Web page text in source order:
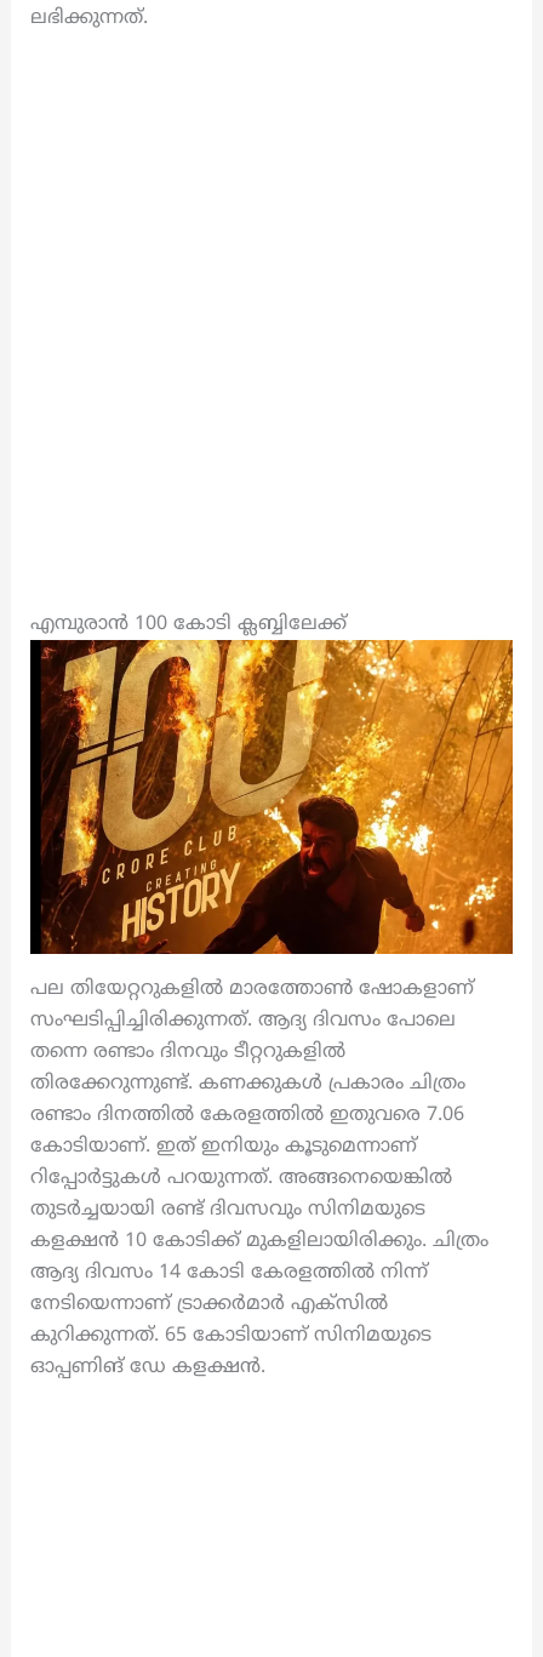
ലഭിക്കുന്നത്.
എമ്പുരാൻ 100 കോടി ക്ലബ്ബിലേക്ക്
പല തിയേറ്ററുകളിൽ മാരത്തോൺ ഷോകളാണ്
സംഘടിപ്പിച്ചിരിക്കുന്നത്. ആദ്യ ദിവസം പോലെ
തന്നെ രണ്ടാം ദിനവും ടീറ്ററുകളിൽ
തിരക്കേറുന്നുണ്ട്. കണക്കുകൾ പ്രകാരം ചിത്രം
രണ്ടാം ദിനത്തിൽ കേരളത്തിൽ ഇതുവരെ 7.06
കോടിയാണ്. ഇത് ഇനിയും കൂടുമെന്നാണ്
റിപ്പോർട്ടുകൾ പറയുന്നത്. അങ്ങനെയെങ്കിൽ
തുടർച്ചയായി രണ്ട് ദിവസവും സിനിമയുടെ
കളക്ഷൻ 10 കോടിക്ക് മുകളിലായിരിക്കും. ചിത്രം
ആദ്യ ദിവസം 14 കോടി കേരളത്തിൽ നിന്ന്
നേടിയെന്നാണ് ട്രാക്കർമാർ എക്സിൽ
കുറിക്കുന്നത്. 65 കോടിയാണ് സിനിമയുടെ
ഓപ്പണിങ് ഡേ കളക്ഷന്‍.